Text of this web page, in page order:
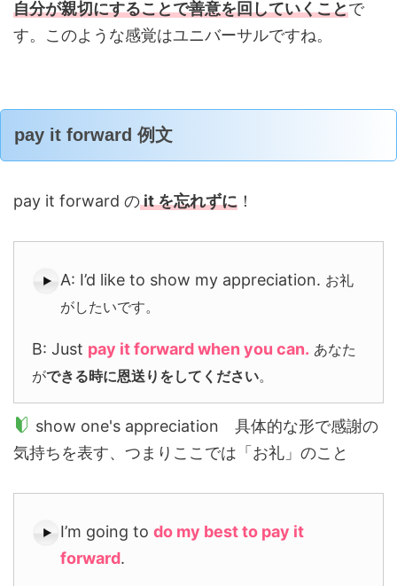
自分が親切にすることで善意を回していくことで
す。このような感覚はユニバーサルですね。
pay it forward 例文
pay it forward のit を忘れずに ！
A: I’d like to show my appreciation. お礼
がしたいです。
B: Just pay it forward when you can. あなた
ができる時に恩送りをしてください。
show one's appreciation 具体的な形で感謝の
気持ちを表す、つまりここでは「お礼」のこと
I’m going to do my best to pay it
forward.